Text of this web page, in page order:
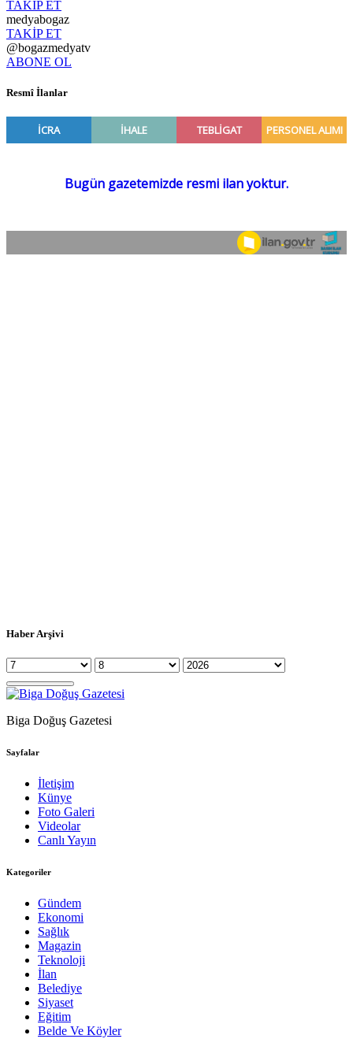
TAKİP ET
medyabogaz
TAKİP ET
@bogazmedyatv
ABONE OL
Resmî İlanlar
Haber Arşivi
Biga Doğuş Gazetesi
Sayfalar
İletişim
Künye
Foto Galeri
Videolar
Canlı Yayın
Kategoriler
Gündem
Ekonomi
Sağlık
Magazin
Teknoloji
İlan
Belediye
Siyaset
Eğitim
Belde Ve Köyler